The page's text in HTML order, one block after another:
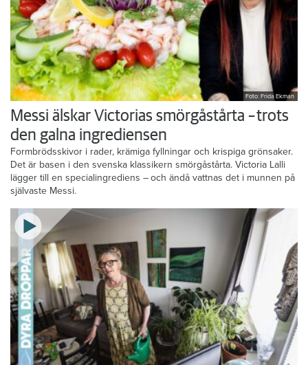
Foto: Frida Ekman
Messi älskar Victorias smörgåstårta – trots
den galna ingrediensen
Formbrödsskivor i rader, krämiga fyllningar och krispiga grönsaker.
Det är basen i den svenska klassikern smörgåstårta. Victoria Lalli
lägger till en specialingrediens – och ändå vattnas det i munnen på
självaste Messi.